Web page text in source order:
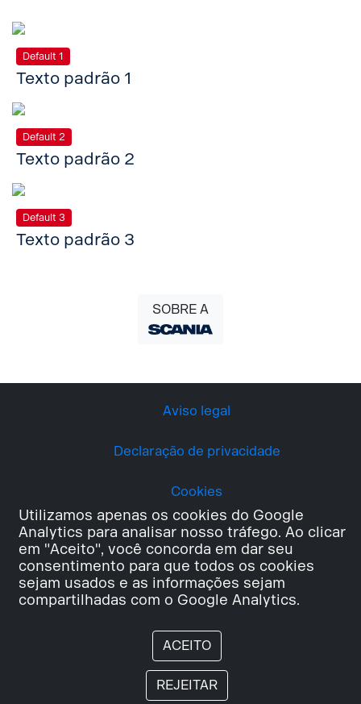
Utilizamos apenas os cookies do Google
Analytics para analisar nosso tráfego. Ao clicar
em "Aceito", você concorda em dar seu
consentimento para que todos os cookies
sejam usados e as informações sejam
compartilhadas com o Google Analytics.
ACEITO
REJEITAR
Default 1
Texto padrão 1
Default 2
Texto padrão 2
Default 3
Texto padrão 3
SOBRE A
Aviso legal
Declaração de privacidade
Cookies